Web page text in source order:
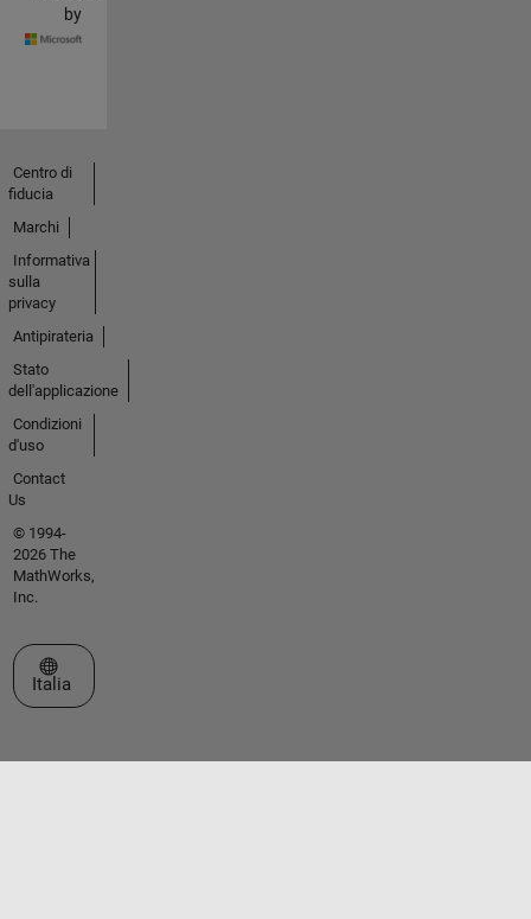
by
Centro di
fiducia
Marchi
Informativa
sulla
privacy
Antipirateria
Stato
dell'applicazione
Condizioni
d'uso
Contact
Us
© 1994-
2026 The
MathWorks,
Inc.
Seleziona un sito web
Italia